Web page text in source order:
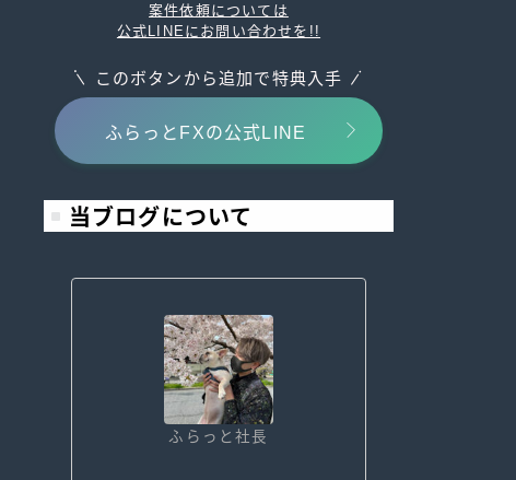
案件依頼については
公式LINEにお問い合わせを!!
このボタンから追加で特典入手
ふらっとFXの公式LINE
当ブログについて
ふらっと社長